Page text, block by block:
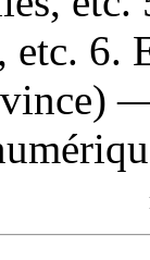
etc.